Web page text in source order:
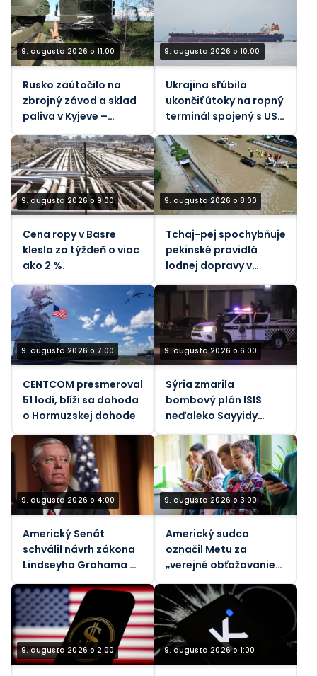
9. augusta 2026 o 11:00
Rusko zaútočilo na
zbrojný závod a sklad
paliva v Kyjeve –
9. augusta 2026 o 10:00
Ukrajina sľúbila
ukončiť útoky na ropný
terminál spojený s USA
9. augusta 2026 o 9:00
Cena ropy v Basre
klesla za týždeň o viac
ako 2 %.
9. augusta 2026 o 8:00
Tchaj-pej spochybňuje
pekinské pravidlá
lodnej dopravy v
Taiwanskom prielive
počas tajfúnu
9. augusta 2026 o 7:00
CENTCOM presmeroval
51 lodí, blíži sa dohoda
o Hormuzskej dohode
9. augusta 2026 o 6:00
Sýria zmarila
bombový plán ISIS
neďaleko Sayyidy
9. augusta 2026 o 4:00
Americký Senát
schválil návrh zákona
Lindseyho Grahama o
sankciách voči Rusku
9. augusta 2026 o 3:00
Americký sudca
označil Metu za
„verejné obťažovanie“
za znečistenie
ovzdušia
9. augusta 2026 o 2:00 9. augusta 2026 o 1:00